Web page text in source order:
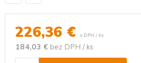
226,36 € s DPH / ks
184,03 € bez DPH / ks